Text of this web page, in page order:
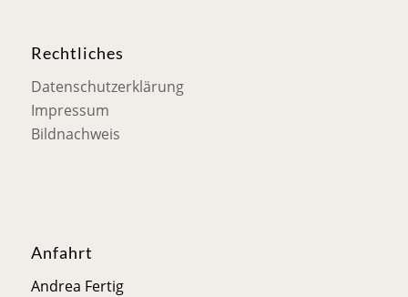
Rechtliches
Datenschutzerklärung
Impressum
Bildnachweis
Anfahrt
Andrea Fertig